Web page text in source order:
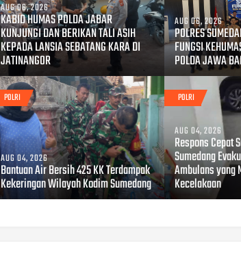
AUG 06, 2026
KABID HUMAS POLDA JABAR
KUNJUNGI DAN BERIKAN TALI ASIH
KEPADA LANSIA SEBATANG KARA DI
JATINANGOR
AUG 06, 2026
POLRES
FUNGSI
POLDA JAWA
POLRI
AUG 04, 2026
Bantuan Air Bersih 425 KK Terdampak
Kekeringan Wilayah Kodim Sumedang
POLRI
AUG 04, 2026
Respons Cepat
Sumedang
Ambulans yang
Kecelakaan